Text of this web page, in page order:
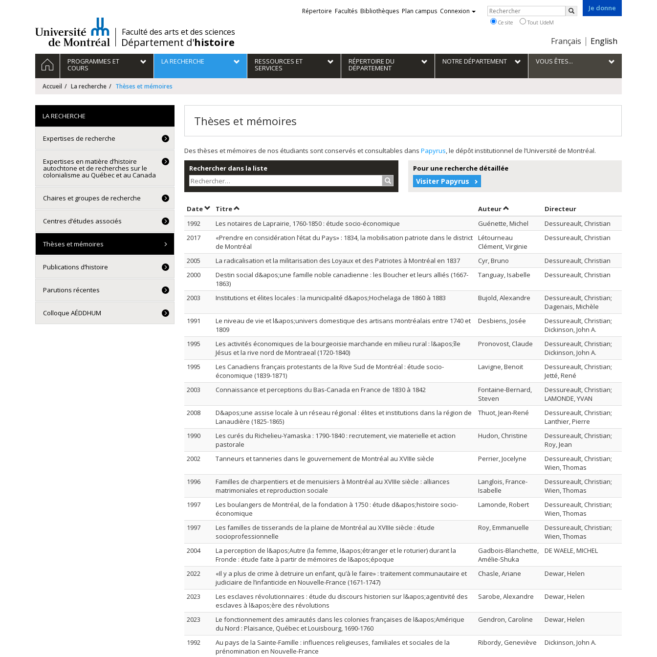
/Faculté des arts et des sciences
Département d'histoire
Je donne
Choix
la
langue
Français English
Liens
externes
Répertoire Facultés Bibliothèques Plan campus Connexion Rechercher
Rechercher
Ce site Tout UdeM
Navigation
principale
ACCUEILPROGRAMMES ET
COURS
LA RECHERCHE RESSOURCES ET
SERVICES
RÉPERTOIRE DU
DÉPARTEMENT
NOTRE DÉPARTEMENT VOUS ÊTES...
Accueil La recherche Thèses et mémoires
Thèses et mémoires
Des thèses et mémoires de nos étudiants sont conservés et consultables dans Papyrus, le dépôt institutionnel de l’Université de Montréal.
Rechercher dans la liste
Rechercher…
Pour une recherche détaillée
Visiter Papyrus
DateTrier par date en ordre croissant
TitreTrier par titre en ordre croissant AuteurTrier par auteur en ordre croissant
Directeur
1992
Les notaires de Laprairie, 1760-1850 : étude socio-économique Guénette, Michel
Dessureault, Christian
2017
«Prendre en considération l’état du Pays» : 1834, la mobilisation patriote dans le district
de Montréal
Létourneau
Clément, Virginie
Dessureault, Christian
2005 La radicalisation et la militarisation des Loyaux et des Patriotes à Montréal en 1837 Cyr, Bruno
Dessureault, Christian
2000
Destin social d&apos;une famille noble canadienne : les Boucher et leurs alliés (1667-
1863)
Tanguay, Isabelle Dessureault, Christian
2003 Institutions et élites locales : la municipalité d&apos;Hochelaga de 1860 à 1883 Bujold, Alexandre
Dessureault, Christian;
Dagenais, Michèle
1991
Le niveau de vie et l&apos;univers domestique des artisans montréalais entre 1740 et
1809
Desbiens, Josée
Dessureault, Christian;
Dickinson, John A.
1995
Les activités économiques de la bourgeoisie marchande en milieu rural : l&apos;île
Jésus et la rive nord de Montraeal (1720-1840)
Pronovost, Claude
Dessureault, Christian;
Dickinson, John A.
1995
Les Canadiens français protestants de la Rive Sud de Montréal : étude socio-
économique (1839-1871)
Lavigne, Benoit
Dessureault, Christian;
Jetté, René
2003
Connaissance et perceptions du Bas-Canada en France de 1830 à 1842
Fontaine-Bernard,
Steven
Dessureault, Christian;
LAMONDE, YVAN
2008
D&apos;une assise locale à un réseau régional : élites et institutions dans la région de
Lanaudière (1825-1865)
Thuot, Jean-René
Dessureault, Christian;
Lanthier, Pierre
1990
Les curés du Richelieu-Yamaska : 1790-1840 : recrutement, vie materielle et action
pastorale
Hudon, Christine
Dessureault, Christian;
Roy, Jean
2002
Tanneurs et tanneries dans le gouvernement de Montréal au XVIIIe siècle Perrier, Jocelyne
Dessureault, Christian;
Wien, Thomas
1996
Familles de charpentiers et de menuisiers à Montréal au XVIIIe siècle : alliances
matrimoniales et reproduction sociale
Langlois, France-
Isabelle
Dessureault, Christian;
Wien, Thomas
1997
Les boulangers de Montréal, de la fondation à 1750 : étude d&apos;histoire socio-
économique
Lamonde, Robert
Dessureault, Christian;
Wien, Thomas
1997
Les familles de tisserands de la plaine de Montréal au XVIIIe siècle : étude
socioprofessionnelle
Roy, Emmanuelle
Dessureault, Christian;
Wien, Thomas
2004
La perception de l&apos;Autre (la femme, l&apos;étranger et le roturier) durant la
Fronde : étude faite à partir de mémoires de l&apos;époque
Gadbois-Blanchette,
Amélie-Shuka
DE WAELE, MICHEL
2022
«Il y a plus de crime à detruire un enfant, qu’à le faire» : traitement communautaire et
judiciaire de l’infanticide en Nouvelle-France (1671-1747)
Chasle, Ariane Dewar, Helen
2023
Les esclaves révolutionnaires : étude du discours historien sur l&apos;agentivité des
esclaves à l&apos;ère des révolutions
Sarobe, Alexandre Dewar, Helen
2023
Le fonctionnement des amirautés dans les colonies françaises de l&apos;Amérique
du Nord : Plaisance, Québec et Louisbourg, 1690-1760
Gendron, Caroline Dewar, Helen
1992
Au pays de la Sainte-Famille : influences religieuses, familiales et sociales de la
prénomination en Nouvelle-France
Ribordy, Geneviève Dickinson, John A.
LA RECHERCHE
Expertises de recherche
Expertises en matière d’histoire
autochtone et de recherches sur le
colonialisme au Québec et au Canada
Chaires et groupes de recherche
Centres d’études associés
Thèses et mémoires
Publications d’histoire
Parutions récentes
Colloque AÉDDHUM